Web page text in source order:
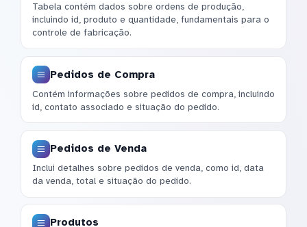
Tabela contém dados sobre ordens de produção,
incluindo id, produto e quantidade, fundamentais para o
controle de fabricação.
Pedidos de Compra
Contém informações sobre pedidos de compra, incluindo
id, contato associado e situação do pedido.
Pedidos de Venda
Inclui detalhes sobre pedidos de venda, como id, data
da venda, total e situação do pedido.
Produtos